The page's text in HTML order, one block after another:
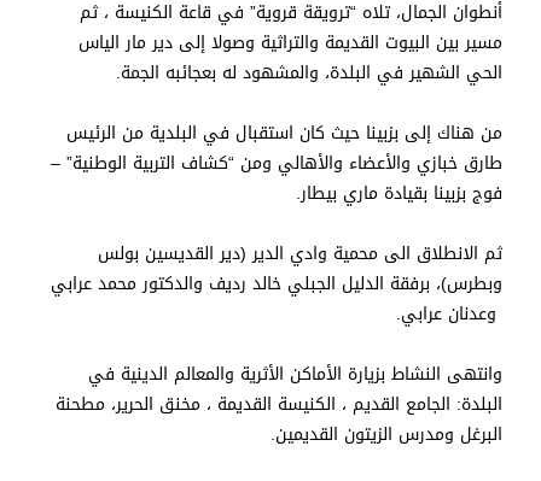
أنطوان الجمال، تلاه “ترويقة قروية” في قاعة الكنيسة ، ثم
مسير بين البيوت القديمة والتراثية وصولا إلى دير مار الياس
الحي الشهير في البلدة، والمشهود له بعجائبه الجمة.
من هناك إلى بزبينا حيث كان استقبال في البلدية من الرئيس
طارق خبازي والأعضاء والأهالي ومن “كشاف التربية الوطنية” –
فوج بزبينا بقيادة ماري بيطار.
ثم الانطلاق الى محمية وادي الدير (دير القديسين بولس
وبطرس)، برفقة الدليل الجبلي خالد رديف والدكتور محمد عرابي
وعدنان عرابي.
وانتهى النشاط بزيارة الأماكن الأثرية والمعالم الدينية في
البلدة: الجامع القديم ، الكنيسة القديمة ، مخنق الحرير، مطحنة
البرغل ومدرس الزيتون القديمين.